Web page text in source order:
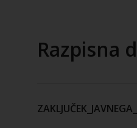
Razpisna